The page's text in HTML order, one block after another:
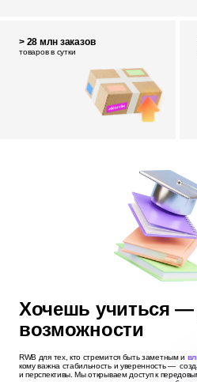
> 28 млн заказов
товаров в сутки
Хочешь учиться —
возможности
RWB для тех, кто стремится быть заметным и
кому важна стабильность и уверенность —
и перспективы. Мы открываем доступ к